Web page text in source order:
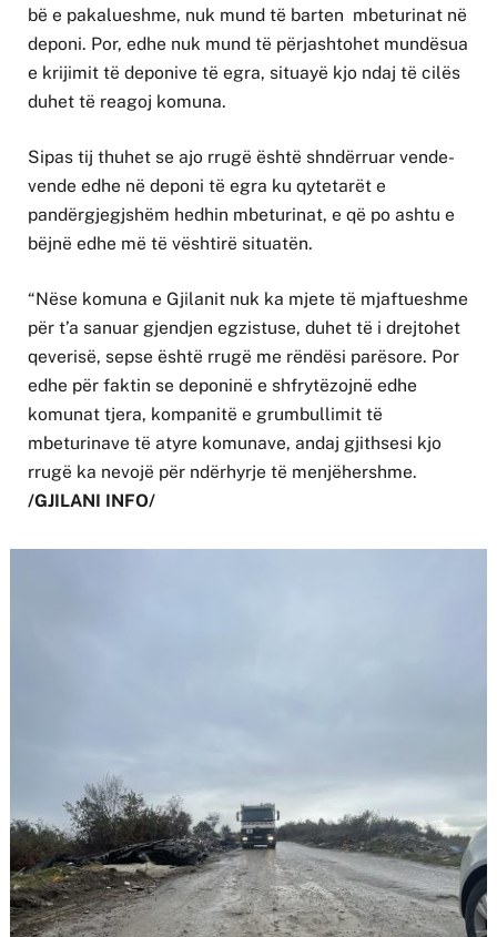
bë e pakalueshme, nuk mund të barten mbeturinat në
deponi. Por, edhe nuk mund të përjashtohet mundësua
e krijimit të deponive të egra, situayë kjo ndaj të cilës
duhet të reagoj komuna.
Sipas tij thuhet se ajo rrugë është shndërruar vende-
vende edhe në deponi të egra ku qytetarët e
pandërgjegjshëm hedhin mbeturinat, e që po ashtu e
bëjnë edhe më të vështirë situatën.
“Nëse komuna e Gjilanit nuk ka mjete të mjaftueshme
për t’a sanuar gjendjen egzistuse, duhet të i drejtohet
qeverisë, sepse është rrugë me rëndësi parësore. Por
edhe për faktin se deponinë e shfrytëzojnë edhe
komunat tjera, kompanitë e grumbullimit të
mbeturinave të atyre komunave, andaj gjithsesi kjo
rrugë ka nevojë për ndërhyrje të menjëhershme.
/GJILANI INFO/